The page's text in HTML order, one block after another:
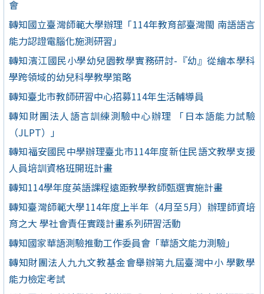
會
轉知國立臺灣師範大學辦理「114年教育部臺灣閩 南語語言
能力認證電腦化施測研習」
轉知濱江國民小學幼兒園教學實務研討-『幼』從繪本學科
學跨領域的幼兒科學教學策略
轉知臺北市教師研習中心招募114年生活輔導員
轉知財團法人語言訓練測驗中心辦理 「日本語能力試驗
（JLPT）」
轉知福安國民中學辦理臺北市114年度新住民語文教學支援
人員培訓資格班開班計畫
轉知114學年度英語課程遠距教學教師甄選實施計畫
轉知臺灣師範大學114年度上半年（4月至5月）辦理師資培
育之大 學社會責任實踐計畫系列研習活動
轉知國家華語測驗推動工作委員會「華語文能力測驗」
轉知財團法人九九文教基金會舉辦第九屆臺灣中小 學數學
能力檢定考試